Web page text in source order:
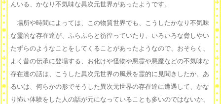
んいる、かなり不気味な異次元世界があったようです。
場所や時間によっては、この物質世界でも、こうしたかなり不気味
な霊的な存在達が、ふらふらと彷徨っていたり、いろいろな脅しやい
たずらのようなことをしてくることがあったようなので、おそらく、
よく昔の伝承に登場する、お化けや怪物や悪霊や悪魔などの不気味な
存在達の話は、こうした異次元世界の風景を霊的に見聞きしたか、あ
るいは、何らかの形でそうした異次元世界の存在達に遭遇して、かな
り怖い体験をした人の話が元になっていることも多いのではないか、